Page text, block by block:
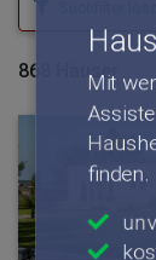
868 Häuser